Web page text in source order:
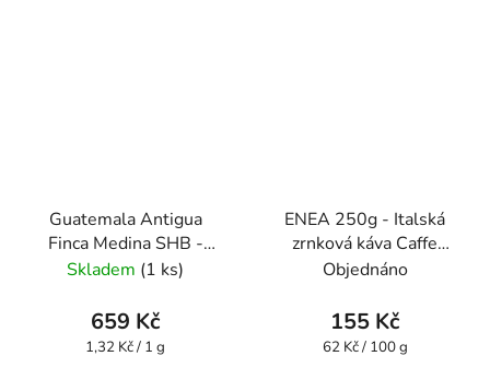
Guatemala Antigua
Finca Medina SHB -
káva 0,5 kg - Oxalis
Skladem (1 ks)
659 Kč
Měrná
1,32 Kč / 1 g
ENEA 250g - Italská
zrnková káva Caffe
Pompeii
Objednáno
155 Kč
Měrná
62 Kč / 100 g